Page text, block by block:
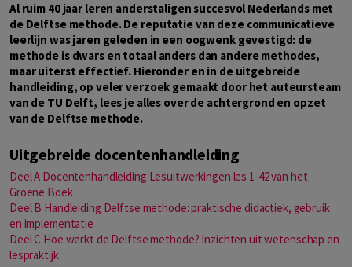
Al ruim 40 jaar leren anderstaligen succesvol Nederlands met
de Delftse methode. De reputatie van deze communicatieve
leerlijn was jaren geleden in een oogwenk gevestigd: de
methode is dwars en totaal anders dan andere methodes,
maar uiterst effectief. Hieronder en in de uitgebreide
handleiding, op veler verzoek gemaakt door het auteursteam
van de TU Delft, lees je alles over de achtergrond en opzet
van de Delftse methode.
Uitgebreide docentenhandleiding
Deel A Docentenhandleiding Lesuitwerkingen les 1-42 van het
Groene Boek
Deel B Handleiding Delftse methode: praktische didactiek, gebruik
en implementatie
Deel C Hoe werkt de Delftse methode? Inzichten uit wetenschap en
lespraktijk